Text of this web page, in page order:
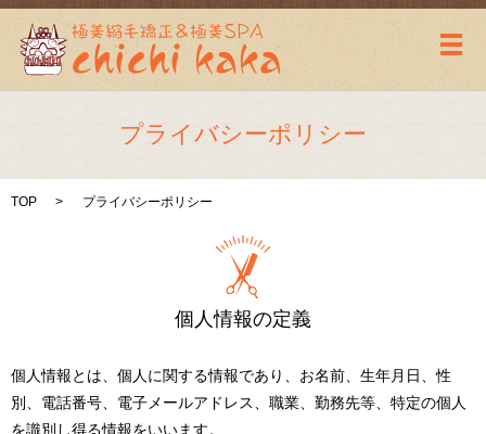
メ
プライバシーポリシー
TOP プライバシーポリシー
個人情報の定義
個人情報とは、個人に関する情報であり、お名前、生年月日、性
別、電話番号、電子メールアドレス、職業、勤務先等、特定の個人
を識別し得る情報をいいます。